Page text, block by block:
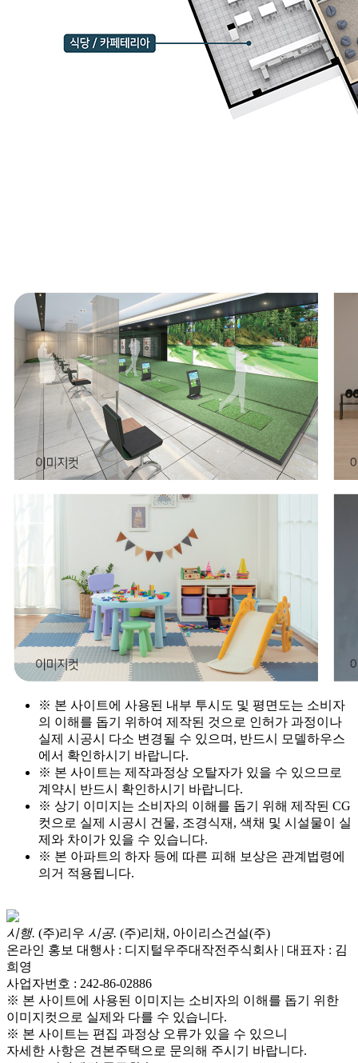
※ 본 사이트에 사용된 내부 투시도 및 평면도는 소비자
의 이해를 돕기 위하여 제작된 것으로 인허가 과정이나
실제 시공시 다소 변경될 수 있으며, 반드시 모델하우스
에서 확인하시기 바랍니다.
※ 본 사이트는 제작과정상 오탈자가 있을 수 있으므로
계약시 반드시 확인하시기 바랍니다.
※ 상기 이미지는 소비자의 이해를 돕기 위해 제작된 CG
컷으로 실제 시공시 건물, 조경식재, 색채 및 시설물이 실
제와 차이가 있을 수 있습니다.
※ 본 아파트의 하자 등에 따른 피해 보상은 관계법령에
의거 적용됩니다.
시행. (주)리우 시공. (주)리채, 아이리스건설(주)
온라인 홍보 대행사 : 디지털우주대작전주식회사 | 대표자 : 김
희영
사업자번호 : 242-86-02886
※ 본 사이트에 사용된 이미지는 소비자의 이해를 돕기 위한
이미지컷으로 실제와 다를 수 있습니다.
※ 본 사이트는 편집 과정상 오류가 있을 수 있으니
자세한 사항은 견본주택으로 문의해 주시기 바랍니다.